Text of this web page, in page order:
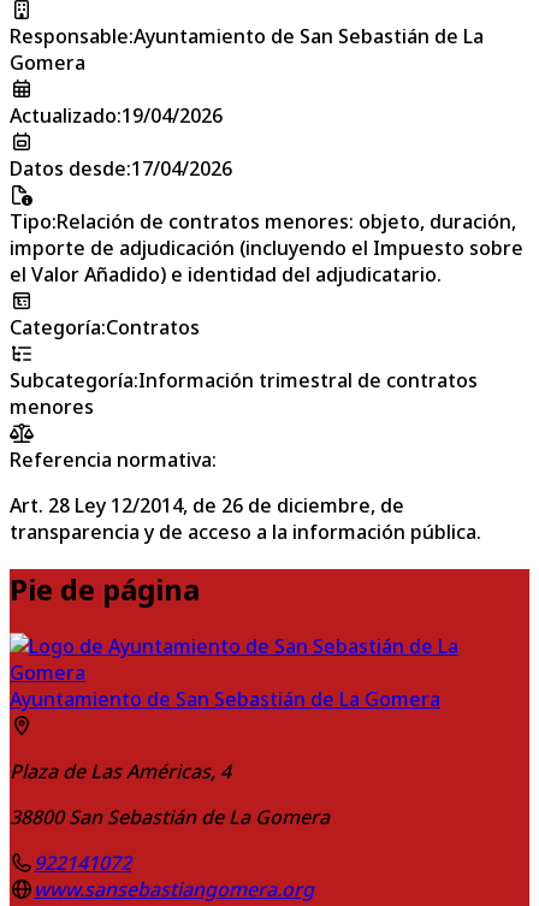
Responsable:Ayuntamiento de San Sebastián de La
Gomera
Actualizado:19/04/2026
Datos desde:17/04/2026
Tipo:Relación de contratos menores: objeto, duración,
importe de adjudicación (incluyendo el Impuesto sobre
el Valor Añadido) e identidad del adjudicatario.
Categoría:Contratos
Subcategoría:Información trimestral de contratos
menores
Referencia normativa:
Art. 28 Ley 12/2014, de 26 de diciembre, de
transparencia y de acceso a la información pública.
Pie de página
Ayuntamiento de San Sebastián de La Gomera
Plaza de Las Américas, 4
38800 San Sebastián de La Gomera
922141072
www.sansebastiangomera.org